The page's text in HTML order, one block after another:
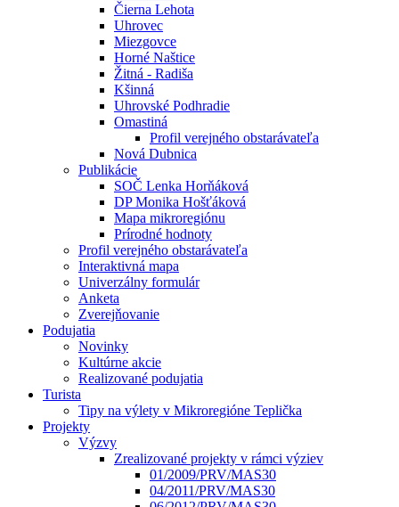
Čierna Lehota
Uhrovec
Miezgovce
Horné Naštice
Žitná - Radiša
Kšinná
Uhrovské Podhradie
Omastiná
Profil verejného obstarávateľa
Nová Dubnica
Publikácie
SOČ Lenka Horňáková
DP Monika Hošťáková
Mapa mikroregiónu
Prírodné hodnoty
Profil verejného obstarávateľa
Interaktivná mapa
Univerzálny formulár
Anketa
Zverejňovanie
Podujatia
Novinky
Kultúrne akcie
Realizované podujatia
Turista
Tipy na výlety v Mikroregióne Teplička
Projekty
Výzvy
Zrealizované projekty v rámci výziev
01/2009/PRV/MAS30
04/2011/PRV/MAS30